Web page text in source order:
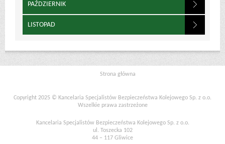
PAŹDZIERNIK
LISTOPAD
Strona główna
Copyright 2025 © Kancelaria Specjalistów Bezpieczeństwa Kolejowego Sp. z o.o.
Wszelkie prawa zastrzeżone
Kancelaria Specjalistów Bezpieczeństwa Kolejowego Sp. z o.o.
ul. Toszecka 102
44 – 117 Gliwice